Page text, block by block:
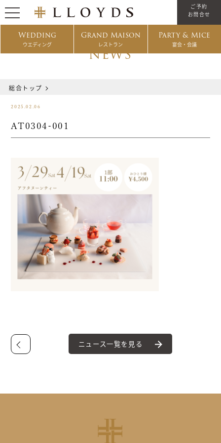
Wedding
ウエディング
Grand Maison
レストラン
Party & Mice
宴会・会議
ご予約
お問合せ
NEWS
総合トップ
2025.02.06
AT0304-001
ニュース一覧を見る